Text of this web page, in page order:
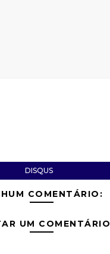
DISQUS
COMENTÁRIO:
UM COMENTÁRIO